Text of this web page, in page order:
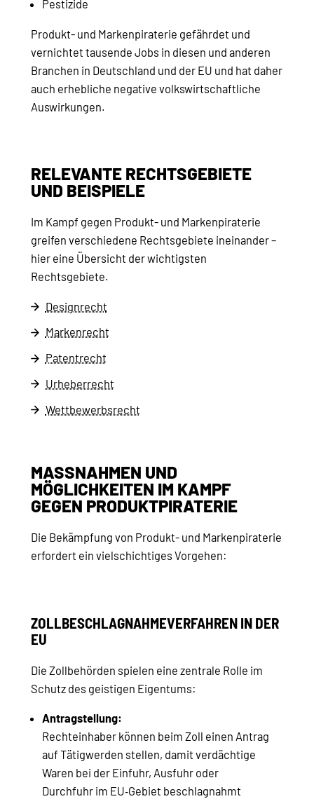
Pestizide
Produkt- und Markenpiraterie gefährdet und
vernichtet tausende Jobs in diesen und anderen
Branchen in Deutschland und der EU und hat daher
auch erhebliche negative volkswirtschaftliche
Auswirkungen.
RELEVANTE RECHTSGEBIETE
UND BEISPIELE
Im Kampf gegen Produkt- und Markenpiraterie
greifen verschiedene Rechtsgebiete ineinander –
hier eine Übersicht der wichtigsten
Rechtsgebiete.
Designrecht
Markenrecht
Patentrecht
Urheberrecht
Wettbewerbsrecht
MASSNAHMEN UND M
ÖGLICHKEITEN IM KAMPF G
EGEN PRODUKTPIRATERIE
Die Bekämpfung von Produkt- und Markenpiraterie
erfordert ein vielschichtiges Vorgehen:
ZOLLBESCHLAGNAHMEVERFAHREN IN DER
EU
Die Zollbehörden spielen eine zentrale Rolle im
Schutz des geistigen Eigentums:
Antragstellung:
Rechteinhaber können beim Zoll einen Antrag
auf Tätigwerden stellen, damit verdächtige
Waren bei der Einfuhr, Ausfuhr oder
Durchfuhr im EU‑Gebiet beschlagnahmt